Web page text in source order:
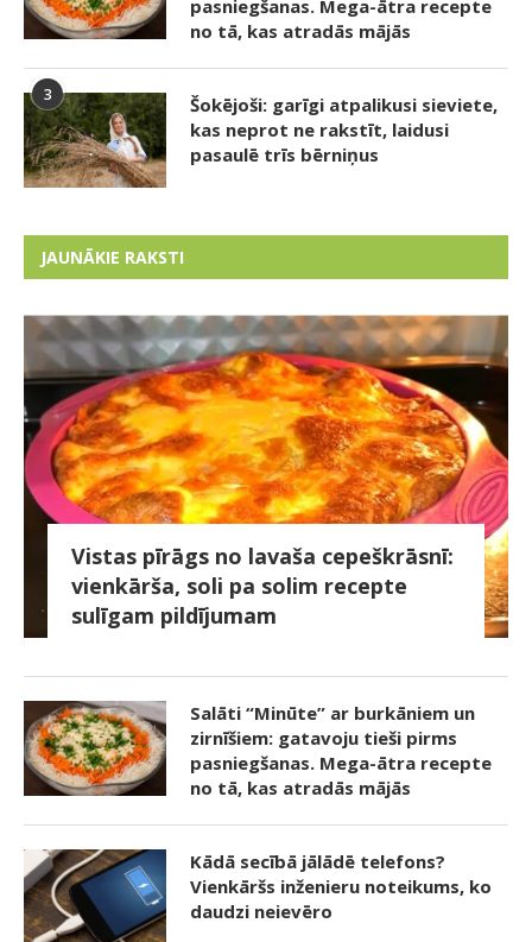
pasniegšanas. Mega-ātra recepte
no tā, kas atradās mājās
3
Šokējoši: garīgi atpalikusi sieviete,
kas neprot ne rakstīt, laidusi
pasaulē trīs bērniņus
JAUNĀKIE RAKSTI
Vistas pīrāgs no lavaša cepeškrāsnī:
vienkārša, soli pa solim recepte
sulīgam pildījumam
Salāti “Minūte” ar burkāniem un
zirnīšiem: gatavoju tieši pirms
pasniegšanas. Mega-ātra recepte
no tā, kas atradās mājās
Kādā secībā jālādē telefons?
Vienkāršs inženieru noteikums, ko
daudzi neievēro